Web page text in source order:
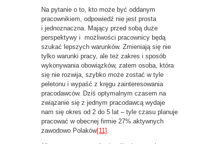
Na pytanie o to, kto może być oddanym
pracownikiem, odpowiedź nie jest prosta
i jednoznaczna. Mający przed sobą duże
perspektywy i możliwości pracownicy będą
szukać lepszych warunków. Zmieniają się nie
tylko warunki pracy, ale też zakres i sposób
wykonywania obowiązków, zatem osoba, która
się nie rozwija, szybko może zostać w tyle
peletonu i wypaść z kręgu zainteresowania
pracodawców. Dziś optymalnym czasem na
związanie się z jednym pracodawcą wydaje
nam się okres od 2 do 5 lat – tyle czasu planuje
pracować w obecnej firmie 27% aktywnych
zawodowo Polaków[11] .